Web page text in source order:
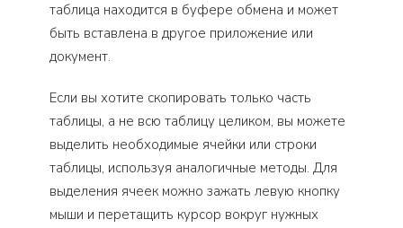
таблица находится в буфере обмена и может
быть вставлена в другое приложение или
документ.
Если вы хотите скопировать только часть
таблицы, а не всю таблицу целиком, вы можете
выделить необходимые ячейки или строки
таблицы, используя аналогичные методы. Для
выделения ячеек можно зажать левую кнопку
мыши и перетащить курсор вокруг нужных